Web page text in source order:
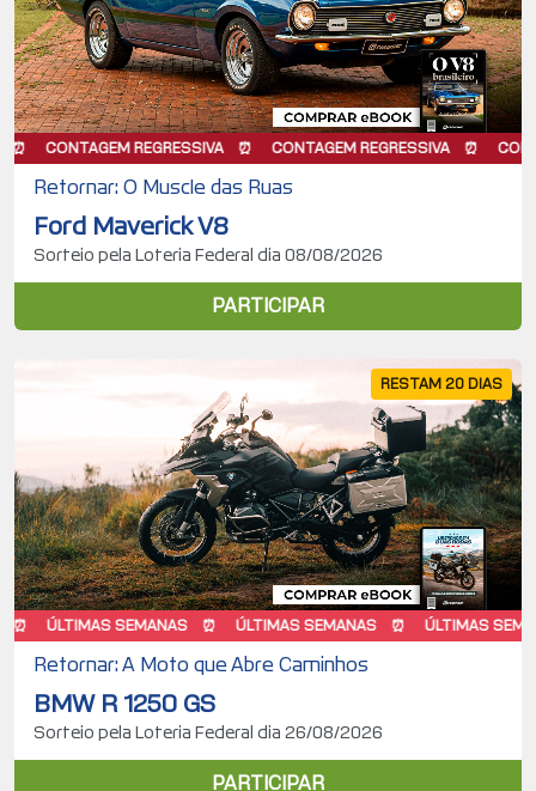
REGRESSIVA CONTAGEM REGRESSIVA CONTAGEM
Retornar: O Muscle das Ruas
Ford Maverick V8
Sorteio pela Loteria Federal dia 08/08/2026
PARTICIPAR
RESTAM 20 DIAS
SEMANAS ÚLTIMAS SEMANAS ÚLTIMAS SEMANAS
Retornar: A Moto que Abre Caminhos
BMW R 1250 GS
Sorteio pela Loteria Federal dia 26/08/2026
PARTICIPAR